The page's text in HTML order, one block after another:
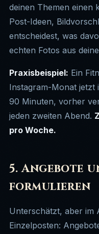
deinen Themen einen
Post-Ideen,
entscheidest, was
echten Fotos aus
Praxisbeispiel: Ein
Instagram-Monat jetzt
90 Minuten, vorher
jeden zweiten Abend.
pro Woche.
5. Angebote
formulieren
Unterschätzt, aber im
Einzelposten: